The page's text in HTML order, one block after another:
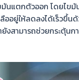
มันแตกตัวออก โดยไขมั
ออยู่ให้ลดลงได้เร็วขึ้น
ยังสามารถช่วยกระตุ้นก